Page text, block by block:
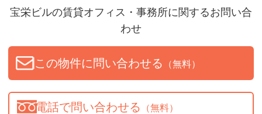
宝栄ビルの賃貸オフィス・事務所に関するお問い合
わせ
この物件に問い合わせる （無料）
電話で問い合わせる （無料）